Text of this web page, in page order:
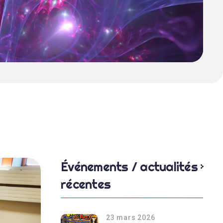
Événements / actualités
récentes
23 mars 2026